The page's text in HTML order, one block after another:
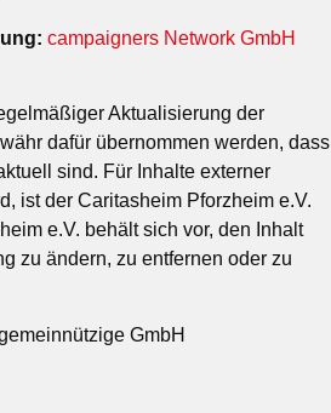
campaigners Network GmbH
Aktualisierung der
dafür übernommen werden, dass
sind. Für Inhalte externer
ist der Caritasheim Pforzheim e.V.
e.V. behält sich vor, den Inhalt
zu ändern, zu entfernen oder zu
GmbH